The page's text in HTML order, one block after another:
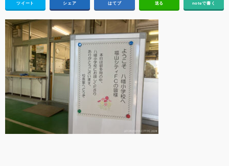
ツイート シェア はてブ 送る noteで書く